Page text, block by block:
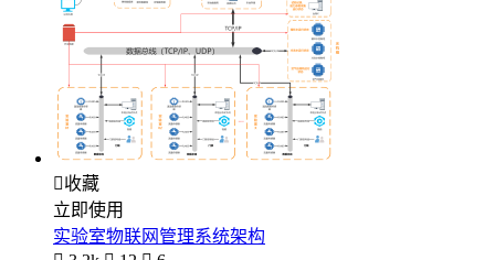
收藏
立即使用
实验室物联网管理系统架构